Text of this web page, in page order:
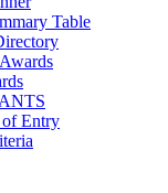
Table
Entry